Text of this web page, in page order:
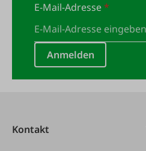
E-Mail-Adresse*
Anmelden
Kontakt